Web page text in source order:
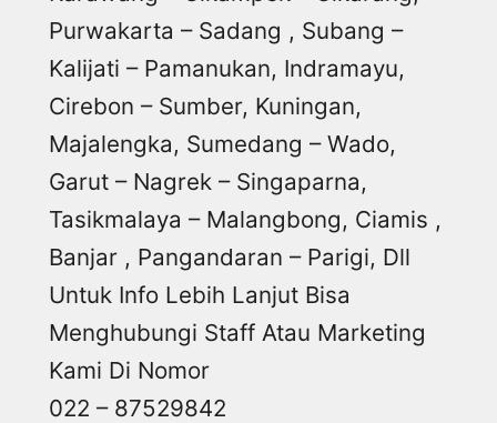
Purwakarta – Sadang , Subang –
Kalijati – Pamanukan, Indramayu,
Cirebon – Sumber, Kuningan,
Majalengka, Sumedang – Wado,
Garut – Nagrek – Singaparna,
Tasikmalaya – Malangbong, Ciamis ,
Banjar , Pangandaran – Parigi, Dll
Untuk Info Lebih Lanjut Bisa
Menghubungi Staff Atau Marketing
Kami Di Nomor
022 – 87529842